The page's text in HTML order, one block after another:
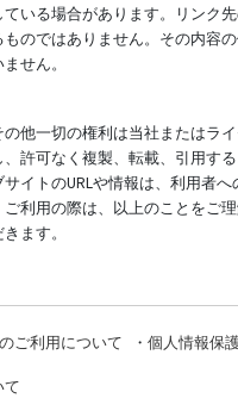
いる場合があります。リンク
ものではありません。その内容
せん。
他一切の権利は当社またはラ
許可なく複製、転載、引用す
イトのURLや情報は、利用者
利用の際は、以上のことをご
ます。
ご利用について ・ 個人情報保
て